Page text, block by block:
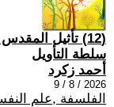
سلطة التأويل
أحمد زكرد
2026 / 8 / 9
الفلسفة ,علم